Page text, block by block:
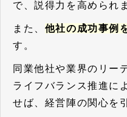
で、説得力を高められ
また、 他社の成功事例
す。
同業他社や業界のリー
ライフバランス推進に
せば、経営陣の関心を